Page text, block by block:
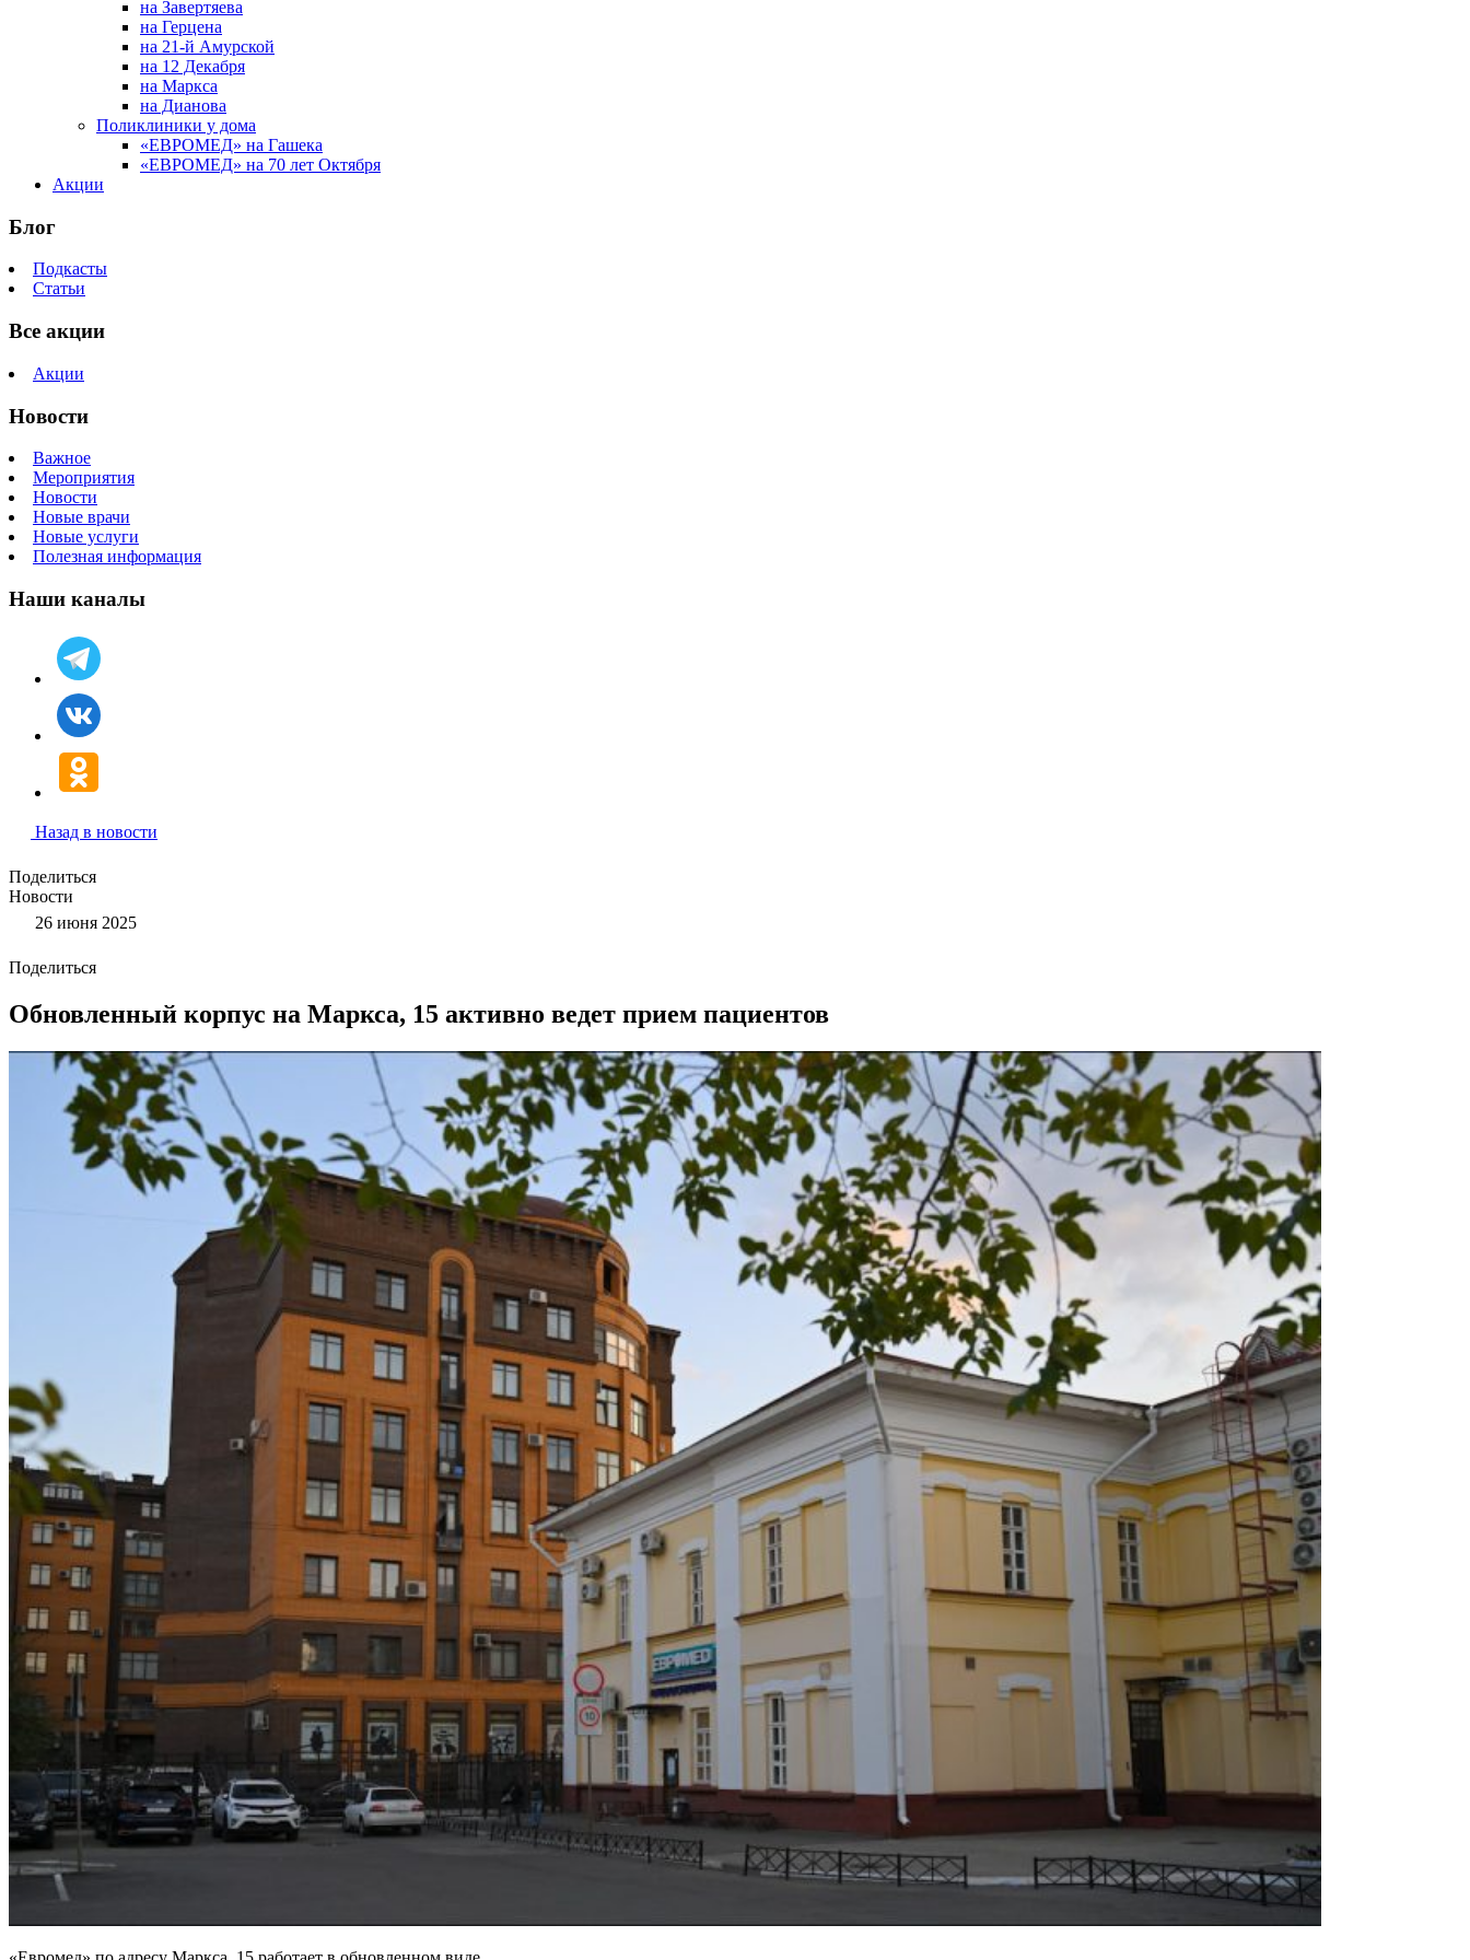
на Завертяева
на Герцена
на 21-й Амурской
на 12 Декабря
на Маркса
на Дианова
Поликлиники у дома
«ЕВРОМЕД» на Гашека
«ЕВРОМЕД» на 70 лет Октября
Акции
Блог
Подкасты
Статьи
Все акции
Акции
Новости
Важное
Мероприятия
Новости
Новые врачи
Новые услуги
Полезная информация
Наши каналы
Назад в новости
Поделиться
Новости
26 июня 2025
Поделиться
Обновленный корпус на Маркса, 15 активно ведет прием пациентов